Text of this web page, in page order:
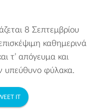
8 Σεπτεμβρίου
καθημερινά
τ’ απόγευμα και
υπεύθυνο φύλακα.
IT